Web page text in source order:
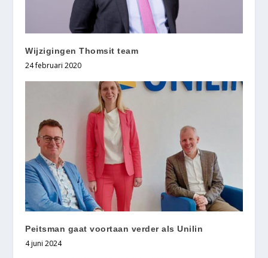
Wijzigingen Thomsit team
24 februari 2020
Peitsman gaat voortaan verder als Unilin
4 juni 2024